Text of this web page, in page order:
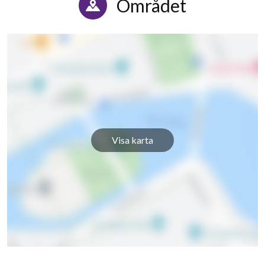
Området
Visa karta